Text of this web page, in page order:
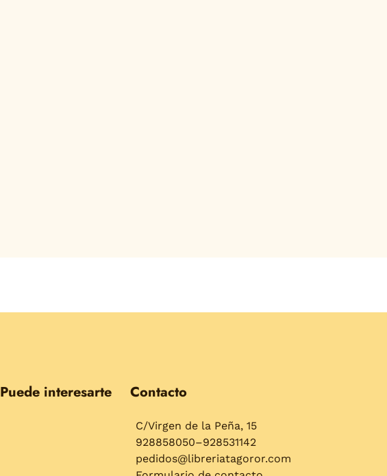
Puede interesarte Contacto
C/Virgen de la Peña, 15
928858050–928531142
pedidos@libreriatagoror.com